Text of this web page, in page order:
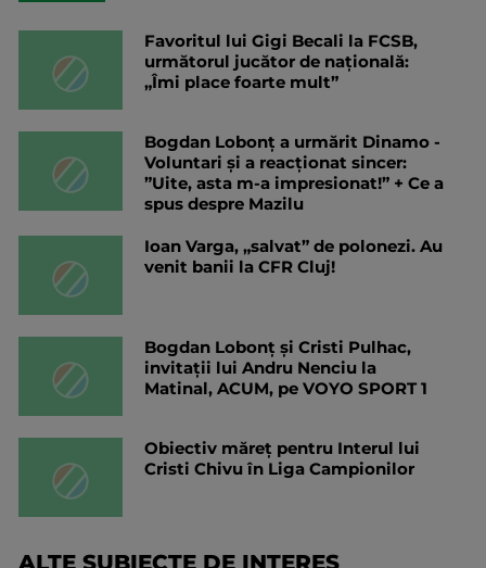
Favoritul lui Gigi Becali la FCSB,
următorul jucător de națională:
„Îmi place foarte mult”
Bogdan Lobonț a urmărit Dinamo -
Voluntari și a reacționat sincer:
”Uite, asta m-a impresionat!” + Ce a
spus despre Mazilu
Ioan Varga, „salvat” de polonezi. Au
venit banii la CFR Cluj!
Bogdan Lobonț și Cristi Pulhac,
invitații lui Andru Nenciu la
Matinal, ACUM, pe VOYO SPORT 1
Obiectiv măreț pentru Interul lui
Cristi Chivu în Liga Campionilor
ALTE SUBIECTE DE INTERES